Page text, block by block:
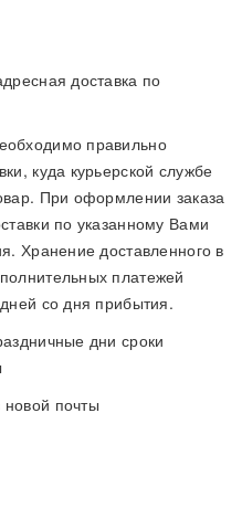
доставка по
правильно
куда курьерской службе
При оформлении заказа
по указанному Вами
Хранение доставленного в
платежей
со дня прибытия.
дни сроки
почты